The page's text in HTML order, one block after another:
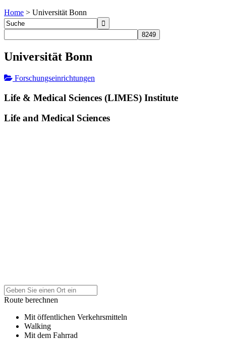
Home > Universität Bonn
Universität Bonn
Forschungseinrichtungen
Life & Medical Sciences (LIMES) Institute
Life and Medical Sciences
Route berechnen
Mit öffentlichen Verkehrsmitteln
Walking
Mit dem Fahrrad